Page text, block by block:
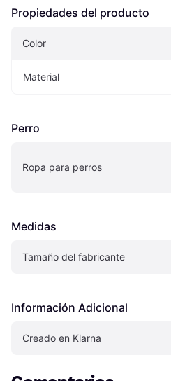
Propiedades del producto
Color
Material
Perro
Ropa para perros
Medidas
Tamaño del fabricante
Información Adicional
Creado en Klarna